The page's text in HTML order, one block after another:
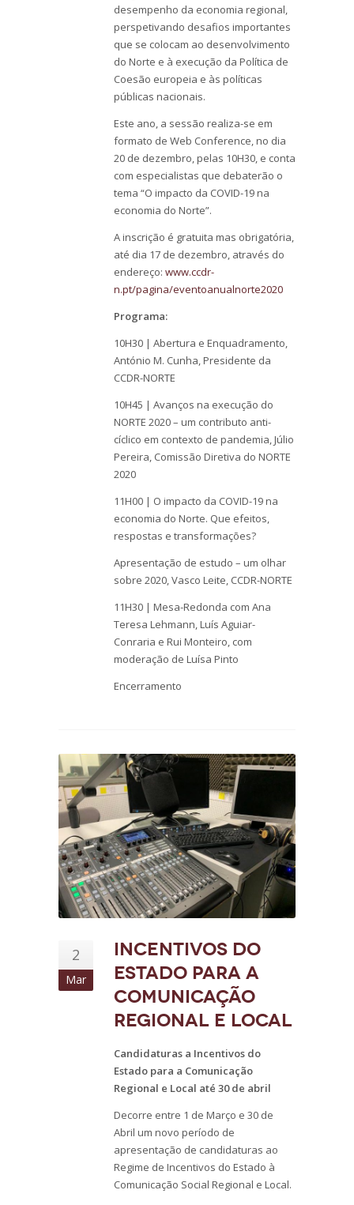
desempenho da economia regional,
perspetivando desafios importantes
que se colocam ao desenvolvimento
do Norte e à execução da Política de
Coesão europeia e às políticas
públicas nacionais.
Este ano, a sessão realiza-se em
formato de Web Conference, no dia
20 de dezembro, pelas 10H30, e conta
com especialistas que debaterão o
tema “O impacto da COVID-19 na
economia do Norte”.
A inscrição é gratuita mas obrigatória,
até dia 17 de dezembro, através do
endereço: www.ccdr-
n.pt/pagina/eventoanualnorte2020
Programa:
10H30 | Abertura e Enquadramento,
António M. Cunha, Presidente da
CCDR-NORTE
10H45 | Avanços na execução do
NORTE 2020 – um contributo anti-
cíclico em contexto de pandemia, Júlio
Pereira, Comissão Diretiva do NORTE
2020
11H00 | O impacto da COVID-19 na
economia do Norte. Que efeitos,
respostas e transformações?
Apresentação de estudo – um olhar
sobre 2020, Vasco Leite, CCDR-NORTE
11H30 | Mesa-Redonda com Ana
Teresa Lehmann, Luís Aguiar-
Conraria e Rui Monteiro, com
moderação de Luísa Pinto
Encerramento
2
Mar
Incentivos do
Estado para a
Comunicação
Regional e Local
Candidaturas a Incentivos do
Estado para a Comunicação
Regional e Local até 30 de abril
Decorre entre 1 de Março e 30 de
Abril um novo período de
apresentação de candidaturas ao
Regime de Incentivos do Estado à
Comunicação Social Regional e Local.